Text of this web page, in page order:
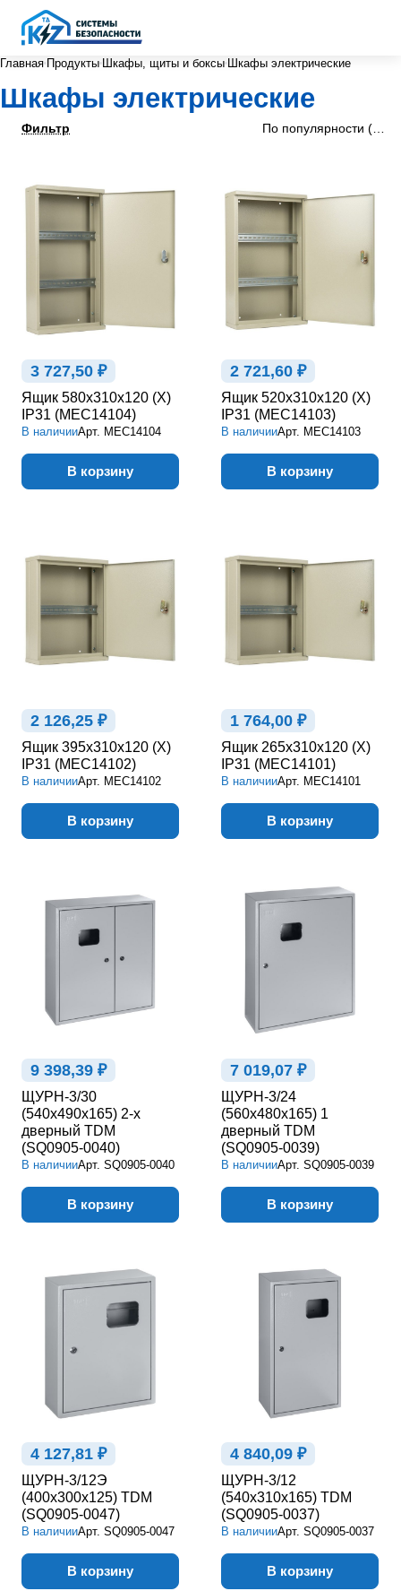
Главная Продукты Шкафы, щиты и боксы Шкафы электрические
Шкафы электрические
Фильтр По популярности
3 727,50 ₽
Ящик 580х310х120 (Х)
IP31 (MEC14104)
В наличииАрт. MEC14104
В корзину
2 721,60 ₽
Ящик 520х310х120 (Х)
IP31 (MEC14103)
В наличииАрт. MEC14103
В корзину
2 126,25 ₽
Ящик 395х310х120 (Х)
IP31 (MEC14102)
В наличииАрт. MEC14102
В корзину
1 764,00 ₽
Ящик 265х310х120 (Х)
IP31 (MEC14101)
В наличииАрт. MEC14101
В корзину
9 398,39 ₽
ЩУРН-3/30
(540х490х165) 2-х
дверный TDM
(SQ0905-0040)
В наличииАрт. SQ0905-0040
В корзину
7 019,07 ₽
ЩУРН-3/24
(560х480х165) 1
дверный TDM
(SQ0905-0039)
В наличииАрт. SQ0905-0039
В корзину
4 127,81 ₽
ЩУРН-3/12Э
(400х300х125) TDM
(SQ0905-0047)
В наличииАрт. SQ0905-0047
В корзину
4 840,09 ₽
ЩУРН-3/12
(540х310х165) TDM
(SQ0905-0037)
В наличииАрт. SQ0905-0037
В корзину